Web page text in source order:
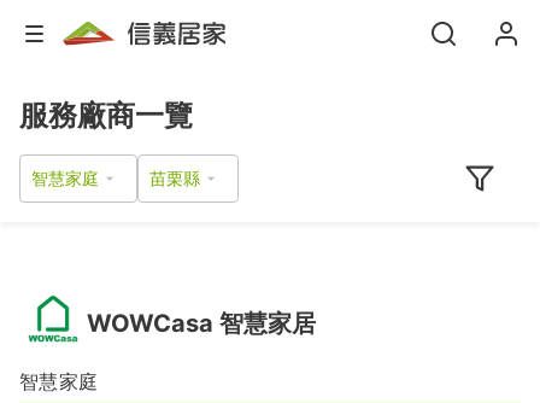
服務廠商一覽
智慧家庭
WOWCasa 智慧家居
智慧家庭